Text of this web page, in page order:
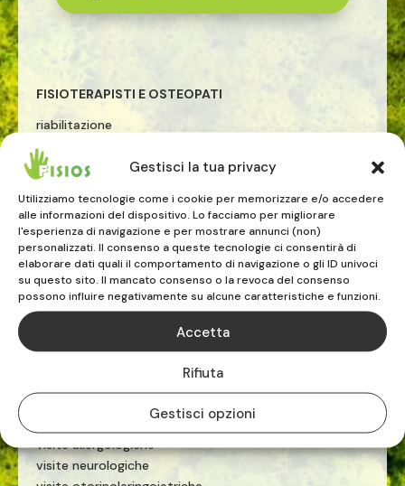
Gestisci la tua privacy
Utilizziamo tecnologie come i cookie per memorizzare e/o accedere
alle informazioni del dispositivo. Lo facciamo per migliorare
l'esperienza di navigazione e per mostrare annunci (non)
personalizzati. Il consenso a queste tecnologie ci consentirà di
elaborare dati quali il comportamento di navigazione o gli ID univoci
su questo sito. Il mancato consenso o la revoca del consenso
possono influire negativamente su alcune caratteristiche e funzioni.
Accetta
Rifiuta
Gestisci opzioni
FISIOTERAPISTI E OSTEOPATI
riabilitazione
osteopatia
rieducazione posturale globale
riabilitazione sportiva
terapia manuale
esercizio terapeutico
tecarterapia
onde d'urto
PRESTAZIONI MEDICHE
visite allergologiche
visite neurologiche